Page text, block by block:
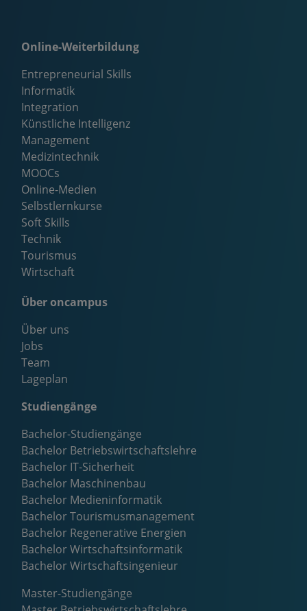
Online-Weiterbildung
Entrepreneurial Skills
Informatik
Integration
Künstliche Intelligenz
Management
Medizintechnik
MOOCs
Online-Medien
Selbstlernkurse
Soft Skills
Technik
Tourismus
Wirtschaft
Über oncampus
Über uns
Jobs
Team
Lageplan
Studiengänge
Bachelor-Studiengänge
Bachelor Betriebswirtschaftslehre
Bachelor IT-Sicherheit
Bachelor Maschinenbau
Bachelor Medieninformatik
Bachelor Tourismusmanagement
Bachelor Regenerative Energien
Bachelor Wirtschaftsinformatik
Bachelor Wirtschaftsingenieur
Master-Studiengänge